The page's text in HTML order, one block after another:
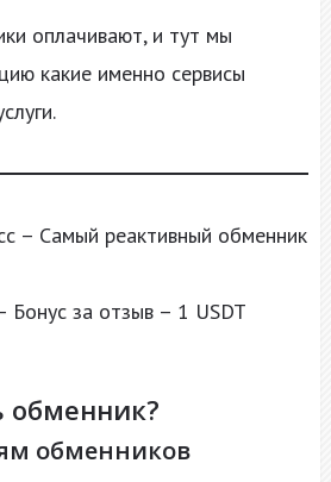
оплачивают, и тут мы
какие именно сервисы
– Самый реактивный обменник
Бонус за отзыв – 1 USDT
обменник?
обменников